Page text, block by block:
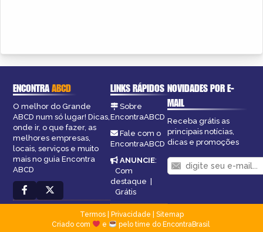
ENCONTRAABCD
O melhor do Grande
ABCD num só lugar! Dicas,
onde ir, o que fazer, as
melhores empresas,
locais, serviços e muito
mais no guia Encontra
ABCD
LINKS RÁPIDOS
Sobre
EncontraABCD
Fale com o
EncontraABCD
ANUNCIE:
Com
destaque |
Grátis
NOVIDADES POR E-
MAIL
Receba grátis as
principais notícias,
dicas e promoções
Termos| Privacidade
Sitemap
Criado com
e pelo time do EncontraBrasil